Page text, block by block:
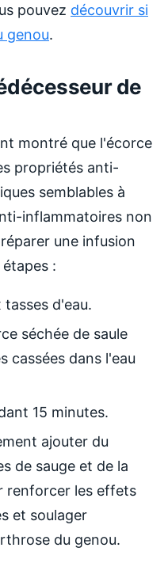
pouvez découvrir si
genou.
de
montré que l'écorce
propriétés anti-
semblables à
inflammatoires non
une infusion
:
tasses d'eau.
séchée de saule
cassées dans l'eau
15 minutes.
ajouter du
de sauge et de la
renforcer les effets
et soulager
du genou.